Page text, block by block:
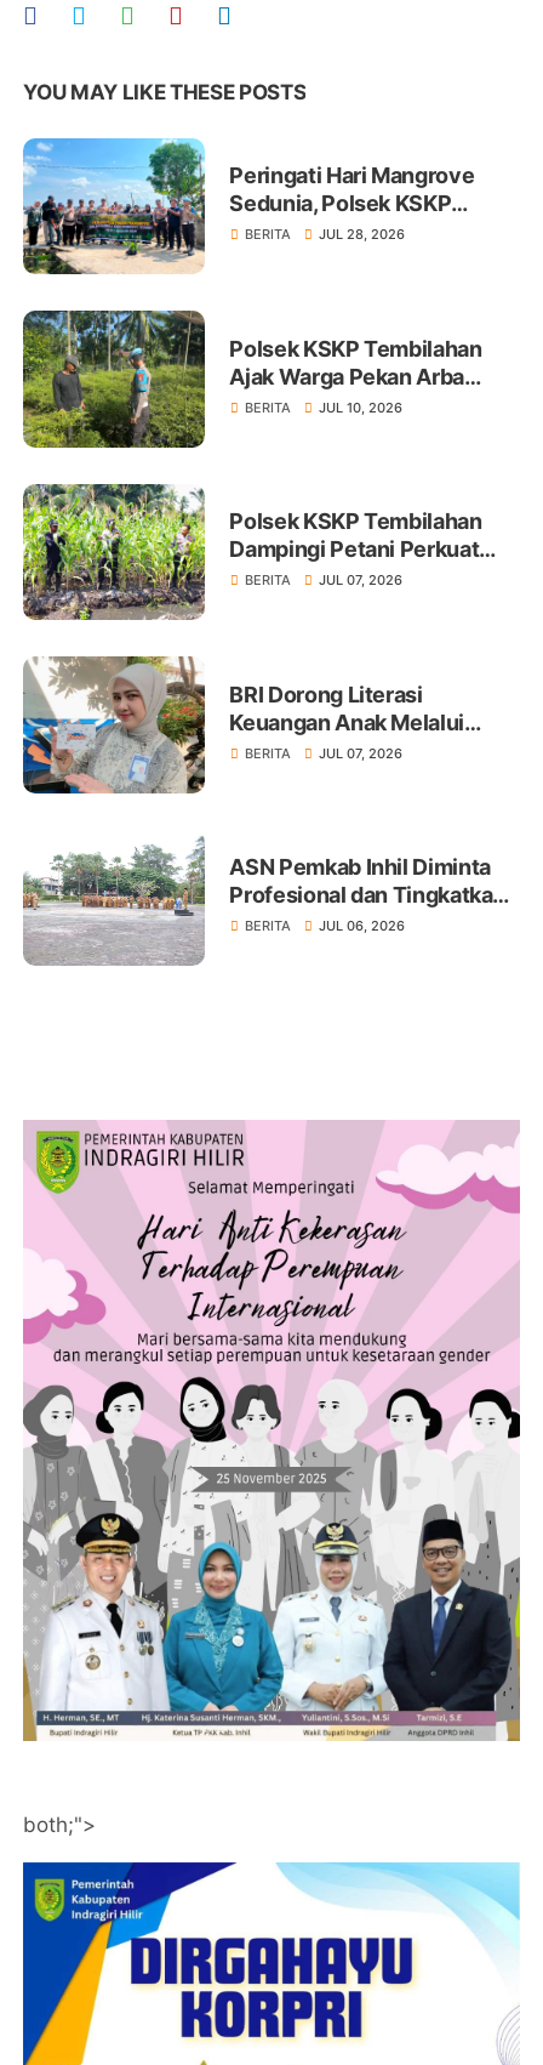
YOU MAY LIKE THESE POSTS
Peringati Hari Mangrove
Sedunia, Polsek KSKP
Tembilahan Tanam 100 Bibit
BERITA JUL 28, 2026
Polsek KSKP Tembilahan
Ajak Warga Pekan Arba
Tanam Cabai Dukung
BERITA JUL 10, 2026
Polsek KSKP Tembilahan
Dampingi Petani Perkuat
Swasembada Pangan
BERITA JUL 07, 2026
BRI Dorong Literasi
Keuangan Anak Melalui
Produk BritAma Junio
BERITA JUL 07, 2026
ASN Pemkab Inhil Diminta
Profesional dan Tingkatkan
Pelayanan Publik
BERITA JUL 06, 2026
both;">